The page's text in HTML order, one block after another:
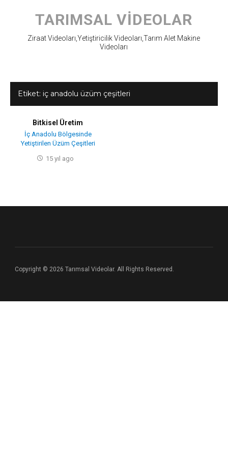
content
TARIMSAL VIDEOLAR
Ziraat Videoları,Yetiştiricilik Videoları,Tarım Alet Makine
Videoları
Etiket: iç anadolu üzüm çeşitleri
Bitkisel Üretim
İç Anadolu Bölgesinde
Yetiştirilen Üzüm Çeşitleri
15 yıl ago
Copyright © 2026 Tarımsal Videolar. All Rights Reserved.